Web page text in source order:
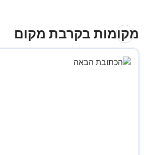
מקומות בקרבת מקום